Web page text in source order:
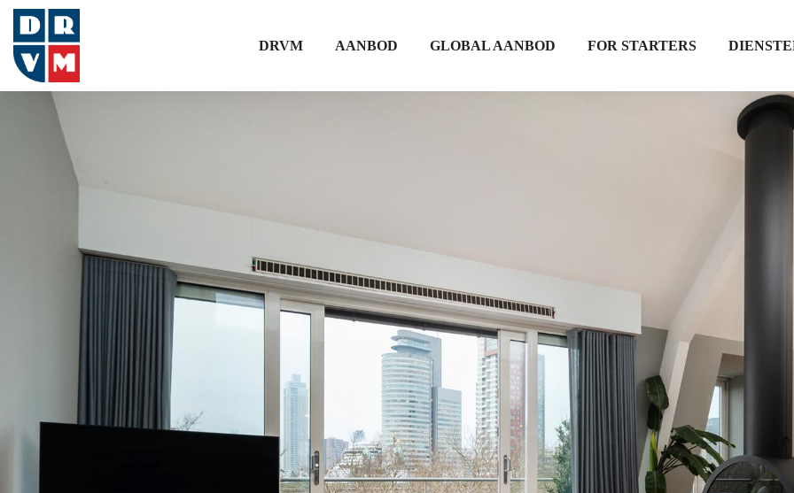
DRVM AANBOD GLOBAL AANBOD FOR STARTERS